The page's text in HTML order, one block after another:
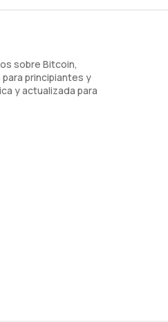
sobre Bitcoin,
principiantes y
y actualizada para